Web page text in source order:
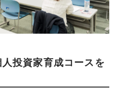
投資家育成コースを